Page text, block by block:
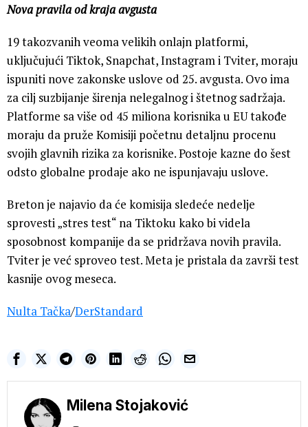
Nova pravila od kraja avgusta
19 takozvanih veoma velikih onlajn platformi,
uključujući Tiktok, Snapchat, Instagram i Tviter, moraju
ispuniti nove zakonske uslove od 25. avgusta. Ovo ima
za cilj suzbijanje širenja nelegalnog i štetnog sadržaja.
Platforme sa više od 45 miliona korisnika u EU takođe
moraju da pruže Komisiji početnu detaljnu procenu
svojih glavnih rizika za korisnike. Postoje kazne do šest
odsto globalne prodaje ako ne ispunjavaju uslove.
Breton je najavio da će komisija sledeće nedelje
sprovesti „stres test“ na Tiktoku kako bi videla
sposobnost kompanije da se pridržava novih pravila.
Tviter je već sproveo test. Meta je pristala da završi test
kasnije ovog meseca.
Nulta Tačka/DerStandard
Milena Stojaković